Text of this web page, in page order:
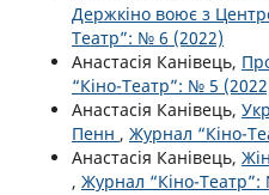
Держкіно воює з
Театр”: № 6 (2022)
Анастасія Канівець,
“Кіно-Театр”: № 5
Анастасія Канівець,
Пенн , Журнал “Кіно-
Анастасія Канівець,
, Журнал “Кіно-